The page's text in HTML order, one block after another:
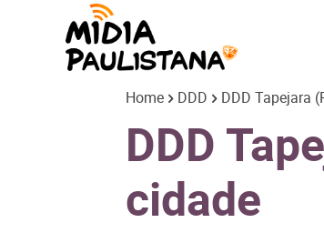
Paulistana
Home DDD DDD Tapejara
DDD
cidade